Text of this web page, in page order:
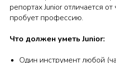
репортах Junior отличается
пробует профессию.
Что должен уметь Junior:
Один инструмент любой